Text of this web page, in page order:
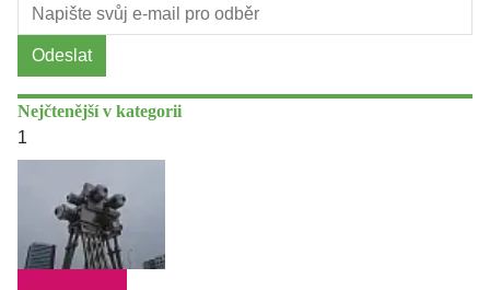
Odeslat
Nejčtenější v kategorii
1